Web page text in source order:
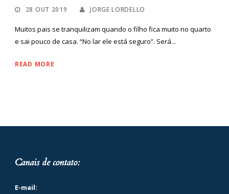
28 OUT 2019 JORGE LORDELLO
Muitos pais se tranquilizam quando o filho fica muito no quarto
e sai pouco de casa. “No lar ele está seguro”. Será...
READ MORE
Canais de contato:
E-mail: